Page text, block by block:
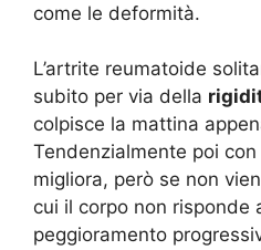
come le deformità.
L’artrite reumatoide
subito per via della
colpisce la mattina
Tendenzialmente poi
migliora, però se non
cui il corpo non risponde
peggioramento